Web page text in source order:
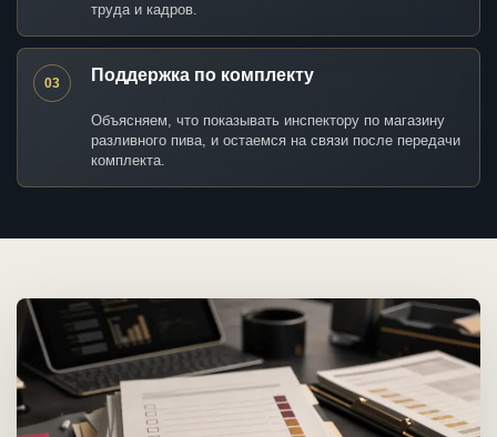
труда и кадров.
03 Поддержка по комплекту
Объясняем, что показывать инспектору по магазину
разливного пива, и остаемся на связи после передачи
комплекта.